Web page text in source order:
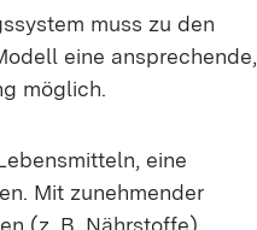
muss zu den
eine ansprechende,
möglich.
eine
Mit zunehmender
(z. B. Nährstoffe)